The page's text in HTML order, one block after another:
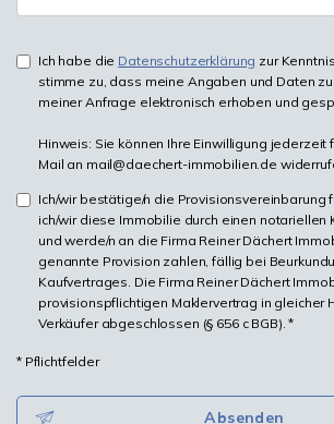
Ich habe die Datenschutzerklärung zur
stimme zu, dass meine Angaben und Daten
meiner Anfrage elektronisch erhoben und
Hinweis: Sie können Ihre Einwilligung jederzeit
Mail an mail@daechert-immobilien.de
Ich/wir bestätige/n die Provisionsvereinbarung
ich/wir diese Immobilie durch einen notariellen
und werde/n an die Firma Reiner Dächert
genannte Provision zahlen, fällig bei
Kaufvertrages. Die Firma Reiner Dächert
provisionspflichtigen Maklervertrag in gleicher
Verkäufer abgeschlossen (§ 656 c BGB). *
* Pflichtfelder
Absenden